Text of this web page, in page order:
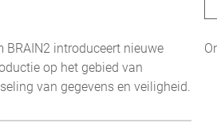
to start verification
introduceert nieuwe
op het gebied van
van gegevens en veiligheid.